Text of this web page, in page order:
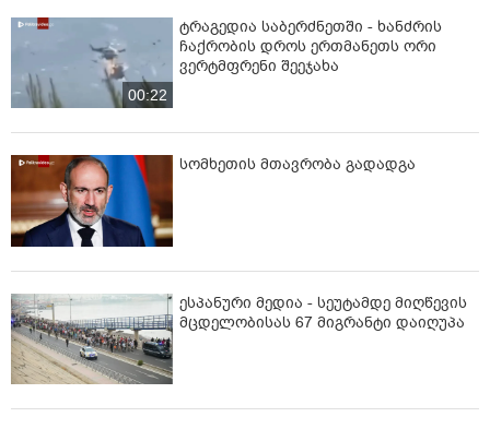
00:22
ტრაგედია საბერძნეთში - ხანძრის
ჩაქრობის დროს ერთმანეთს ორი
ვერტმფრენი შეეჯახა
სომხეთის მთავრობა გადადგა
ესპანური მედია - სეუტამდე მიღწევის
მცდელობისას 67 მიგრანტი დაიღუპა